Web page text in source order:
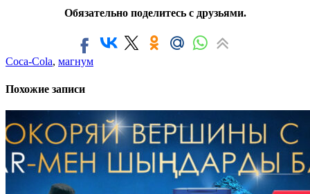
Обязательно поделитесь с друзьями.
Coca-Cola, магнум
Похожие записи